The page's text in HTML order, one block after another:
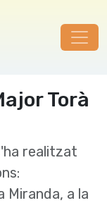
Torà
realitzat
Miranda, a la